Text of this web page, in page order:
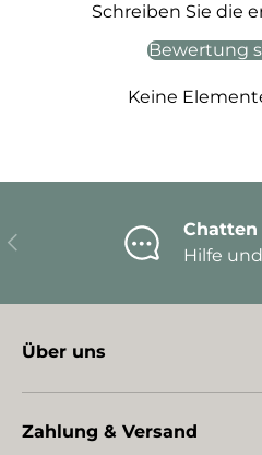
Schreiben Sie die
Bewertung
Keine
Vorherige
Chatten
Hilfe
Über uns
Zahlung & Versand